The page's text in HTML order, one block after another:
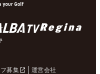
募集
運営会社